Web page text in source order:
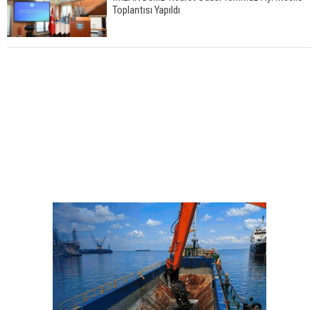
Toplantısı Yapıldı